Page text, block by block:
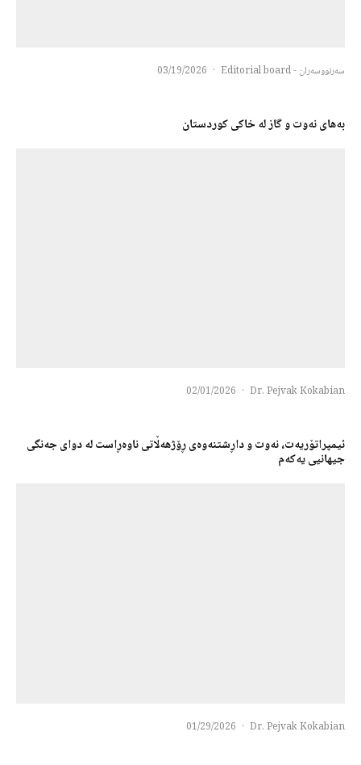
سەرنووسەران - Editorial board ·
03/19/2026
بەهای نەوت و گاز لە خاکی کوردستان
Dr. Pejvak Kokabian
·
02/01/2026
ئیمپراتۆریەت، نەوت و داڕشتنەوەی ڕۆژهەڵاتی ناوەڕاست لە دوای جەنگی
جیهانیی یەکەم
Dr. Pejvak Kokabian
·
01/29/2026